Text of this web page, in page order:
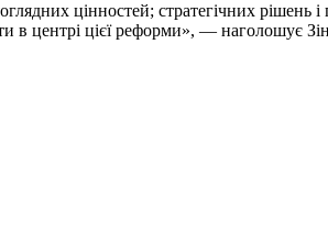
цінностей; стратегічних рішень
в центрі цієї реформи», — наголошує